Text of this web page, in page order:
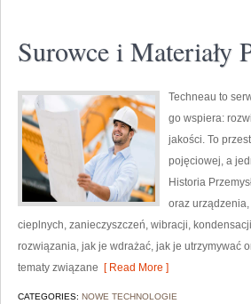
Surowce i Materiały
Techneau to
go wspiera:
jakości. To
pojęciowej, a
Historia
oraz
cieplnych, zanieczyszczeń, wibracji,
rozwiązania, jak je wdrażać, jak je utrzymywać
tematy związane [ Read More ]
CATEGORIES: NOWE TECHNOLOGIE